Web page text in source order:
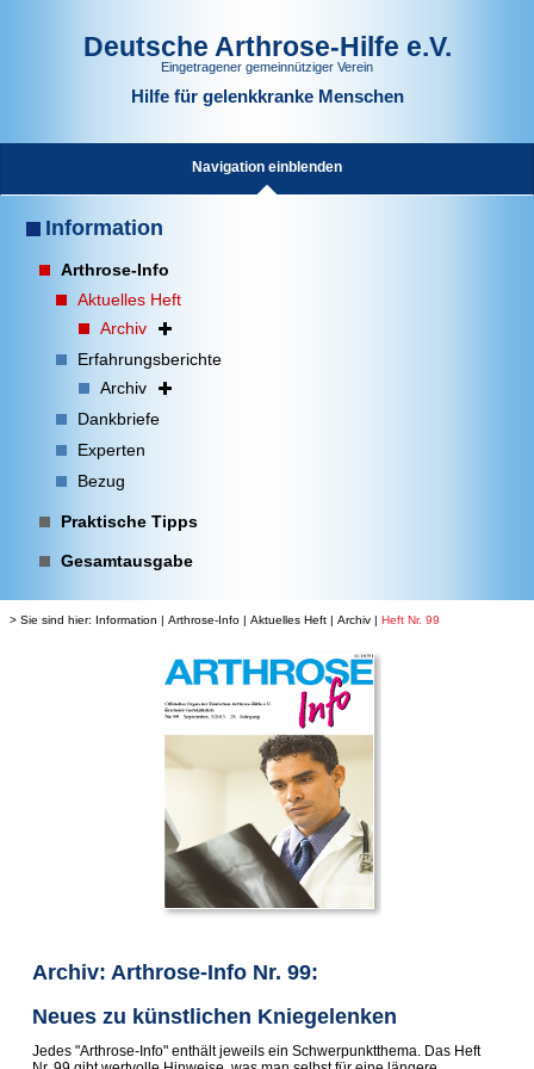
Deutsche Arthrose-Hilfe e.V.
Eingetragener gemeinnütziger Verein
Hilfe für gelenkkranke Menschen
Navigation einblenden
Information
Arthrose-Info
Aktuelles Heft
Archiv
Erfahrungsberichte
Archiv
Dankbriefe
Experten
Bezug
Praktische Tipps
Gesamtausgabe
> Sie sind hier: Information | Arthrose-Info | Aktuelles Heft | Archiv | Heft Nr. 99
Archiv: Arthrose-Info Nr. 99:
Neues zu künstlichen Kniegelenken
Jedes "Arthrose-Info" enthält jeweils ein Schwerpunktthema. Das Heft